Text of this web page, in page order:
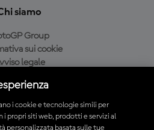
siamo
Group
sui cookie
legale
di acquisto
i cookie e tecnologie simili per
i propri siti web, prodotti e servizi al
personalizzata basata sulle tue